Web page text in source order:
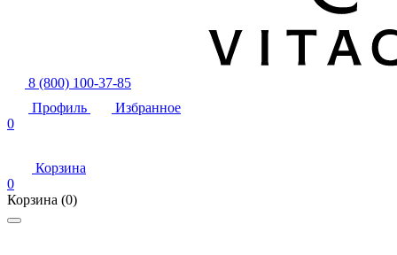
8 (800) 100-37-85
Профиль
Избранное
0
Корзина
0
Корзина (0)